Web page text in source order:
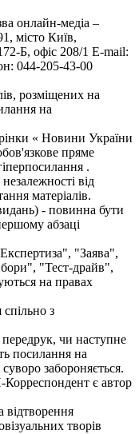
онлайн-медіа –
місто Київ,
Б, офіс 208/1 E-mail:
044-205-43-00
розміщених на
на
« Новини України
пряме
.
від
матеріалів.
- повинна бути
абзаці
"Заява",
"Тест-драйв",
на правах
з
передрук, чи наступне
посилання на
забороняється.
Корреспондент є автор
відтворення
творів